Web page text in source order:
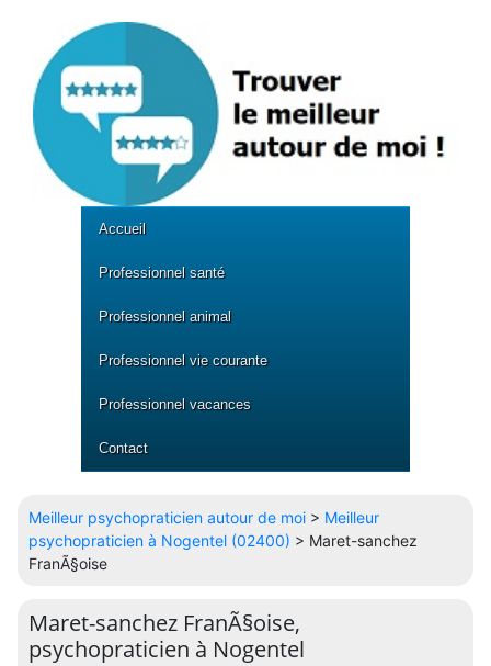
Accueil
Professionnel santé
Professionnel animal
Professionnel vie courante
Professionnel vacances
Contact
Meilleur psychopraticien autour de moi > Meilleur
psychopraticien à Nogentel (02400) > Maret-sanchez
FranÃ§oise
Maret-sanchez FranÃ§oise,
psychopraticien à Nogentel